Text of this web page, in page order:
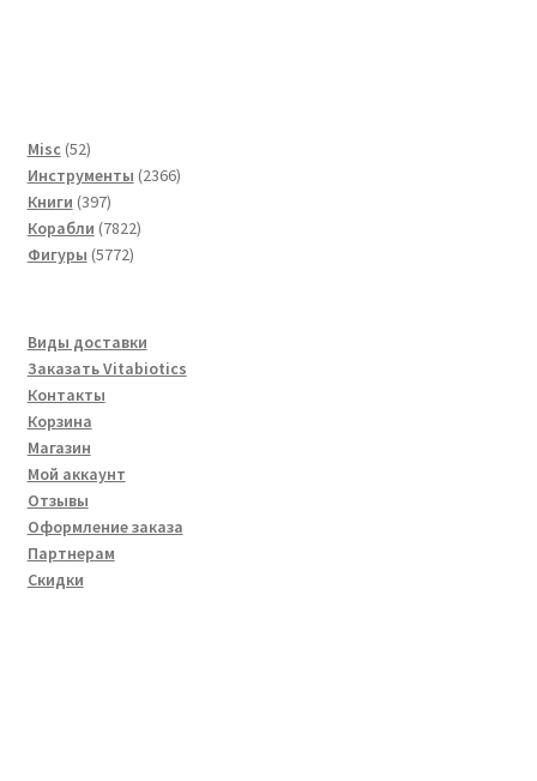
Misc 5252
товара
Инструменты 23662366
Книги 397397
товаров
Корабли 78227822
Фигуры 57725772
Виды доставки
Заказать Vitabiotics
Контакты
Корзина
Магазин
Мой аккаунт
Отзывы
Оформление заказа
Партнерам
Скидки